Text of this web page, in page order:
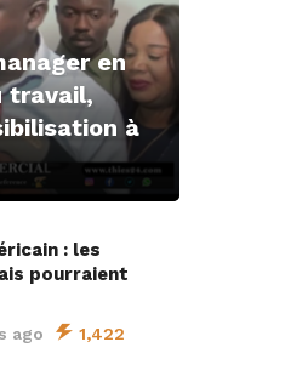
en
travail,
à
: les
pourraient
ago 1,422